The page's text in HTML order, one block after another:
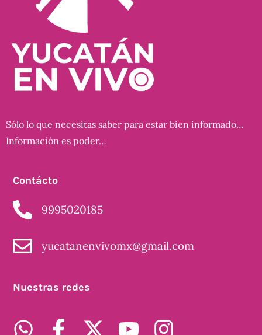
Sólo lo que necesitas saber para estar bien informado…
Información es poder…
Contácto
9995020185
yucatanenvivomx@gmail.com
Nuestras redes